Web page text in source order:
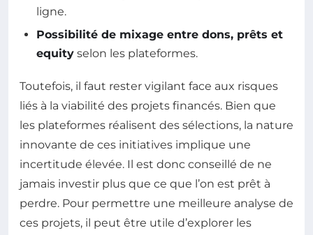
ligne.
Possibilité de mixage entre dons, prêts et
equity selon les plateformes.
Toutefois, il faut rester vigilant face aux risques
liés à la viabilité des projets financés. Bien que
les plateformes réalisent des sélections, la nature
innovante de ces initiatives implique une
incertitude élevée. Il est donc conseillé de ne
jamais investir plus que ce que l’on est prêt à
perdre. Pour permettre une meilleure analyse de
ces projets, il peut être utile d’explorer les